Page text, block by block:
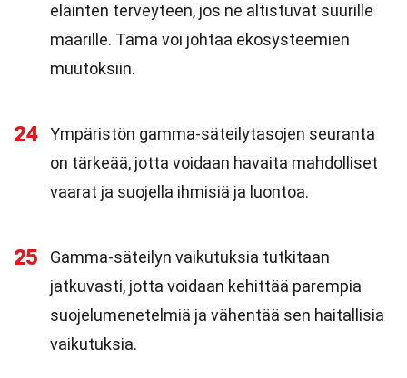
eläinten terveyteen, jos ne altistuvat suurille
määrille. Tämä voi johtaa ekosysteemien
muutoksiin.
24
Ympäristön gamma-säteilytasojen seuranta
on tärkeää, jotta voidaan havaita mahdolliset
vaarat ja suojella ihmisiä ja luontoa.
25
Gamma-säteilyn vaikutuksia tutkitaan
jatkuvasti, jotta voidaan kehittää parempia
suojelumenetelmiä ja vähentää sen haitallisia
vaikutuksia.